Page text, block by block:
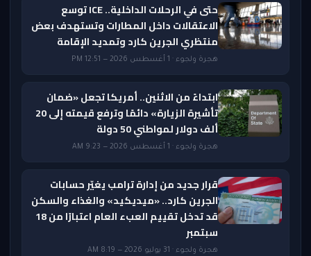
حتى في الرحلات الداخلية.. ICE توسع
الاعتقالات داخل المطارات وتستهدف بعض
منتظري الجرين كارد وتمديد الإقامة
هجرة ولجوء · 1 أغسطس 2026 — 12:51 PM
ابتداءً من الاثنين.. أمريكا تجعل «ضمان
تأشيرة الزيارة» دائمًا وترفع قيمته إلى 20
ألف دولار لمواطني 50 دولة
هجرة ولجوء · 1 أغسطس 2026 — 9:23 AM
قرار جديد من إدارة ترامب يغيّر حسابات
الجرين كارد.. «ميديكيد» والغذاء والسكن
قد تدخل تقييم العبء العام اعتبارًا من 18
سبتمبر
هجرة ولجوء · 31 يوليو 2026 — 8:19 AM